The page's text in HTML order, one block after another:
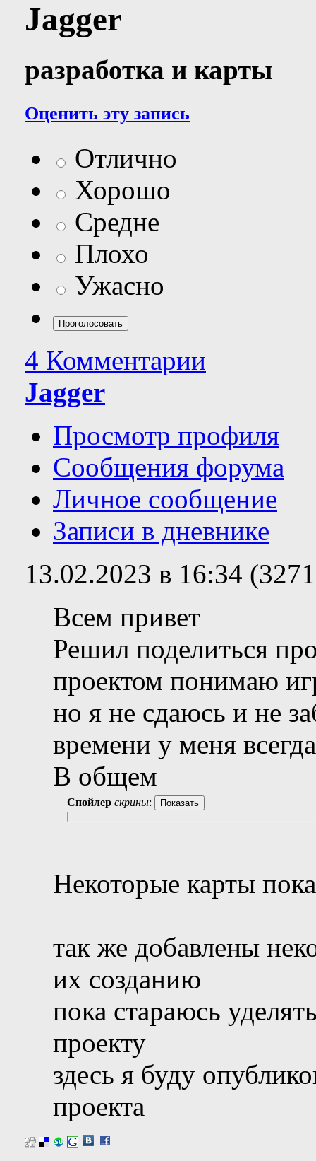
Jagger
разработка и карты
Оценить эту запись
Отлично
Хорошо
Средне
Плохо
Ужасно
4 Комментарии
Jagger
Просмотр профиля
Сообщения форума
Личное сообщение
Записи в дневнике
13.02.2023 в 16:34
Всем привет
Решил поделиться
проектом понимаю
но я не сдаюсь и не
времени у меня
В общем
Спойлер скрины:
Некоторые карты
так же добавлены
их созданию
пока стараюсь
проекту
здесь я буду
проекта